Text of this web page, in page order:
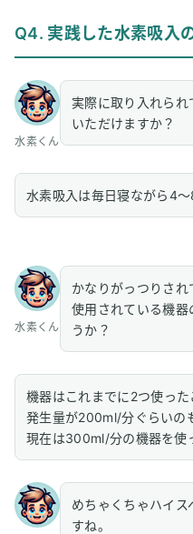
Q4. 実践した水素吸入
水素くん
実際に取り入れられ
いただけますか？
水素吸入は毎日寝ながら4〜
水素くん
かなりがっつりされ
使用されている機器
うか？
機器はこれまでに2つ使っ
発生量が200ml/分ぐらいの
現在は300ml/分の機器を使
めちゃくちゃハイ
すね。